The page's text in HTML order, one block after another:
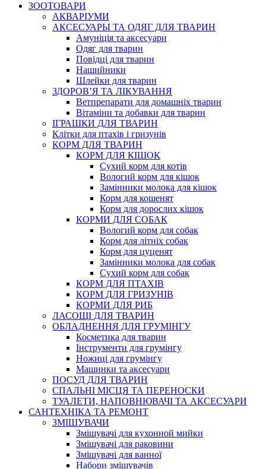
ЗООТОВАРИ
АКВАРІУМИ
АКСЕСУАРЫ ТА ОДЯГ ДЛЯ ТВАРИН
Амуніція та аксесуари
Одяг для тварин
Повідці для тварин
Нашийники
Шлейки для тварин
ЗДОРОВ’Я ТА ЛІКУВАННЯ
Ветпрепарати для домашніх тварин
Вітаміни та добавки для тварин
ІГРАШКИ ДЛЯ ТВАРИН
Клітки для птахів і гризунів
КОРМ ДЛЯ ТВАРИН
КОРМ ДЛЯ КІШОК
Сухий корм для котів
Вологий корм для кішок
Замінники молока для кішок
Корм для кошенят
Корм для дорослих кішок
КОРМИ ДЛЯ СОБАК
Вологий корм для собак
Корм для літніх собак
Корм для цуценят
Замінники молока для собак
Сухий корм для собак
КОРМ ДЛЯ ПТАХІВ
КОРМ ДЛЯ ГРИЗУНІВ
КОРМИ ДЛЯ РИБ
ЛАСОЩІ ДЛЯ ТВАРИН
ОБЛАДНЕННЯ ДЛЯ ГРУМІНГУ
Косметика для тварин
Інструменти для грумінгу
Ножиці для грумінгу
Машинки та аксесуари
ПОСУД ДЛЯ ТВАРИН
СПАЛЬНІ МІСЦЯ ТА ПЕРЕНОСКИ
ТУАЛЕТИ, НАПОВНЮВАЧІ ТА АКСЕСУАРИ
САНТЕХНІКА ТА РЕМОНТ
ЗМІШУВАЧИ
Змішувачі для кухонной мийки
Змішувачі для раковини
Змішувачі для ванної
Набори змішувачів